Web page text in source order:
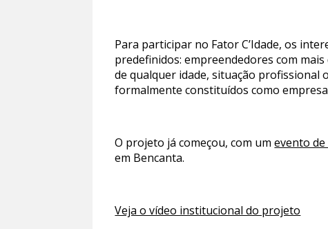
Para participar no Fator C’Idade, os
predefinidos: empreendedores com
de qualquer idade, situação profissional
formalmente constituídos como
O projeto já começou, com umevento
em Bencanta.
Veja o vídeo institucional do projeto